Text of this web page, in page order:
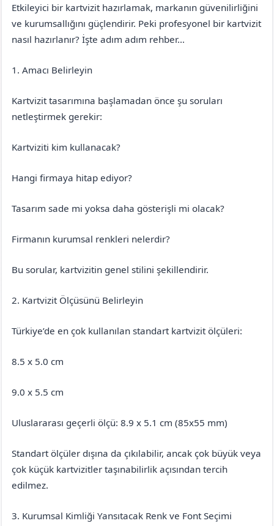
Etkileyici bir kartvizit hazırlamak, markanın güvenilirliğini
ve kurumsallığını güçlendirir. Peki profesyonel bir kartvizit
nasıl hazırlanır? İşte adım adım rehber…
1. Amacı Belirleyin
Kartvizit tasarımına başlamadan önce şu soruları
netleştirmek gerekir:
Kartviziti kim kullanacak?
Hangi firmaya hitap ediyor?
Tasarım sade mi yoksa daha gösterişli mi olacak?
Firmanın kurumsal renkleri nelerdir?
Bu sorular, kartvizitin genel stilini şekillendirir.
2. Kartvizit Ölçüsünü Belirleyin
Türkiye’de en çok kullanılan standart kartvizit ölçüleri:
8.5 x 5.0 cm
9.0 x 5.5 cm
Uluslararası geçerli ölçü: 8.9 x 5.1 cm (85x55 mm)
Standart ölçüler dışına da çıkılabilir, ancak çok büyük veya
çok küçük kartvizitler taşınabilirlik açısından tercih
edilmez.
3. Kurumsal Kimliği Yansıtacak Renk ve Font Seçimi